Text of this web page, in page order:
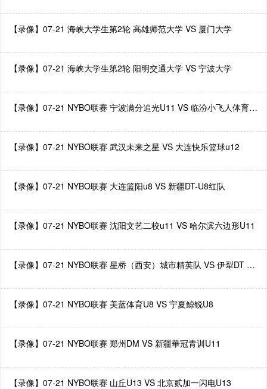
【录像】07-21 海峡大学生第2轮 高雄师范大学 VS 厦门大学
【录像】07-21 海峡大学生第2轮 阳明交通大学 VS 宁波大学
【录像】07-21 NYBO联赛 宁波满分追光U11 VS 临汾小飞人体育U11
【录像】07-21 NYBO联赛 武汉未来之星 VS 大连快乐篮球u12
【录像】07-21 NYBO联赛 大连篮阳u8 VS 新疆DT-U8红队
【录像】07-21 NYBO联赛 沈阳文艺二校u11 VS 哈尔滨六边形U11
【录像】07-21 NYBO联赛 星桥（西安）城市精英队 VS 伊犁DT U8突破者
【录像】07-21 NYBO联赛 美蓝体育U8 VS 宁夏鲸锐U8
【录像】07-21 NYBO联赛 郑州DM VS 新疆華冠青训U11
【录像】07-21 NYBO联赛 山丘U13 VS 北京贰加一闪电U13